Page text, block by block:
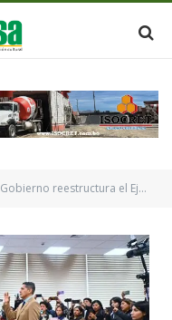
Gobierno reestructura el Ejecutivo y suspende los medios estatales